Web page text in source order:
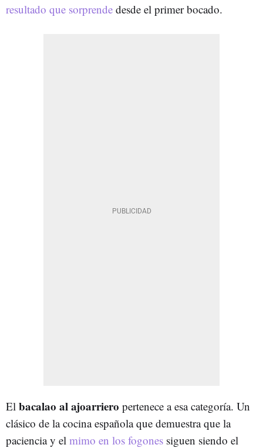
resultado que sorprende desde el primer bocado.
El bacalao al ajoarriero pertenece a esa categoría. Un
clásico de la cocina española que demuestra que la
paciencia y el mimo en los fogones siguen siendo el